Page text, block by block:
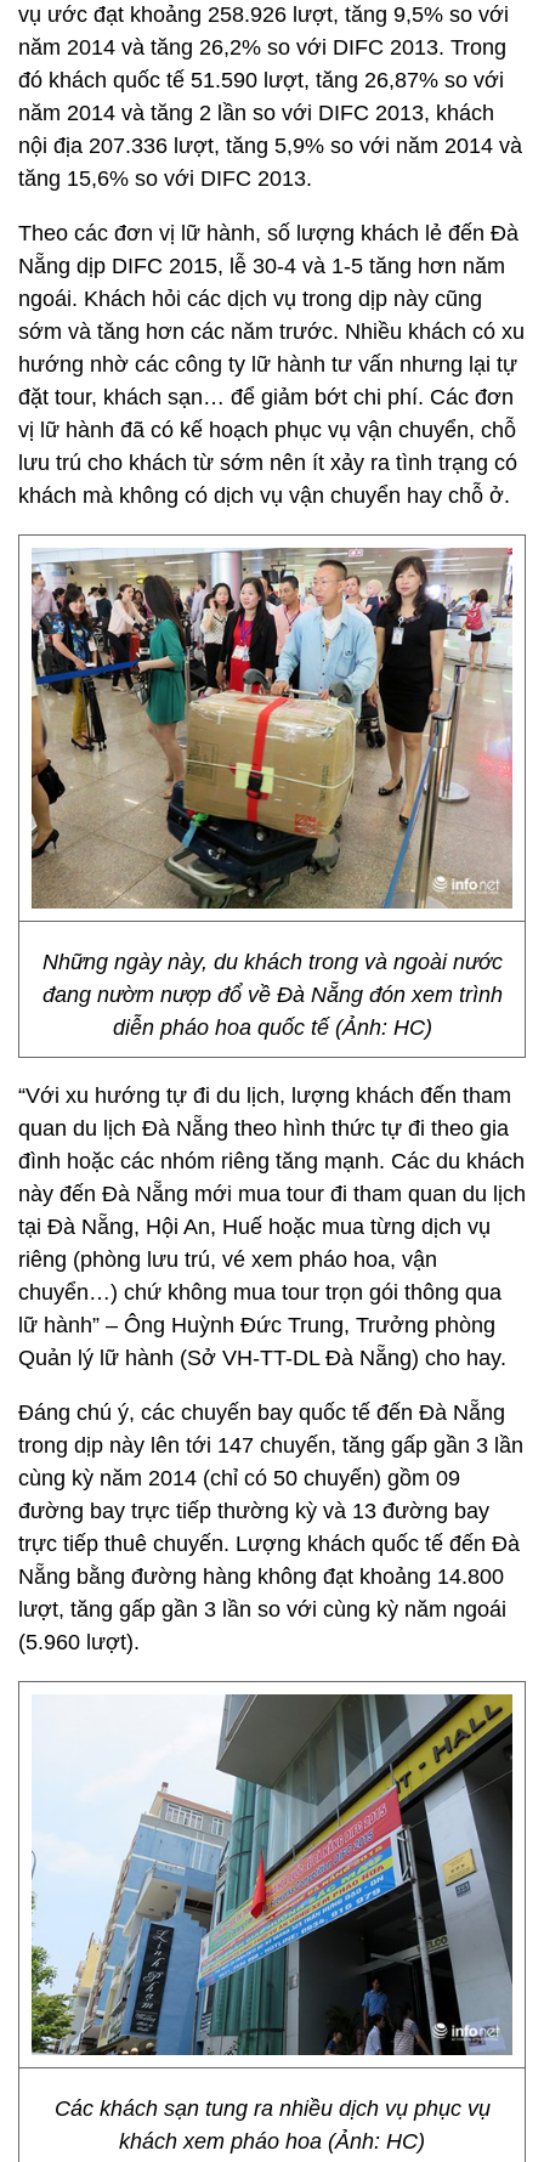
vụ ước đạt khoảng 258.926 lượt, tăng 9,5% so với
năm 2014 và tăng 26,2% so với DIFC 2013. Trong
đó khách quốc tế 51.590 lượt, tăng 26,87% so với
năm 2014 và tăng 2 lần so với DIFC 2013, khách
nội địa 207.336 lượt, tăng 5,9% so với năm 2014 và
tăng 15,6% so với DIFC 2013.
Theo các đơn vị lữ hành, số lượng khách lẻ đến Đà
Nẵng dịp DIFC 2015, lễ 30-4 và 1-5 tăng hơn năm
ngoái. Khách hỏi các dịch vụ trong dịp này cũng
sớm và tăng hơn các năm trước. Nhiều khách có xu
hướng nhờ các công ty lữ hành tư vấn nhưng lại tự
đặt tour, khách sạn… để giảm bớt chi phí. Các đơn
vị lữ hành đã có kế hoạch phục vụ vận chuyển, chỗ
lưu trú cho khách từ sớm nên ít xảy ra tình trạng có
khách mà không có dịch vụ vận chuyển hay chỗ ở.
Những ngày này, du khách trong và ngoài nước
đang nườm nượp đổ về Đà Nẵng đón xem trình
diễn pháo hoa quốc tế (Ảnh: HC)
“Với xu hướng tự đi du lịch, lượng khách đến tham
quan du lịch Đà Nẵng theo hình thức tự đi theo gia
đình hoặc các nhóm riêng tăng mạnh. Các du khách
này đến Đà Nẵng mới mua tour đi tham quan du lịch
tại Đà Nẵng, Hội An, Huế hoặc mua từng dịch vụ
riêng (phòng lưu trú, vé xem pháo hoa, vận
chuyển…) chứ không mua tour trọn gói thông qua
lữ hành” – Ông Huỳnh Đức Trung, Trưởng phòng
Quản lý lữ hành (Sở VH-TT-DL Đà Nẵng) cho hay.
Đáng chú ý, các chuyến bay quốc tế đến Đà Nẵng
trong dịp này lên tới 147 chuyến, tăng gấp gần 3 lần
cùng kỳ năm 2014 (chỉ có 50 chuyến) gồm 09
đường bay trực tiếp thường kỳ và 13 đường bay
trực tiếp thuê chuyến. Lượng khách quốc tế đến Đà
Nẵng bằng đường hàng không đạt khoảng 14.800
lượt, tăng gấp gần 3 lần so với cùng kỳ năm ngoái
(5.960 lượt).
Các khách sạn tung ra nhiều dịch vụ phục vụ
khách xem pháo hoa (Ảnh: HC)